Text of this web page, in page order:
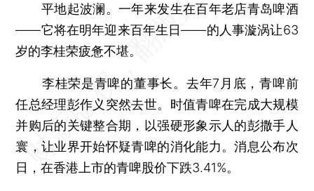
平地起波澜。一年来发生在百年老店青岛啤酒
——它将在明年迎来百年生日——的人事漩涡让63
岁的李桂荣疲惫不堪。
李桂荣是青啤的董事长。去年7月底，青啤前
任总经理彭作义突然去世。时值青啤在完成大规模
并购后的关键整合期，以强硬形象示人的彭撒手人
寰，让业界开始怀疑青啤的消化能力。消息公布次
日，在香港上市的青啤股价下跌3.41%。